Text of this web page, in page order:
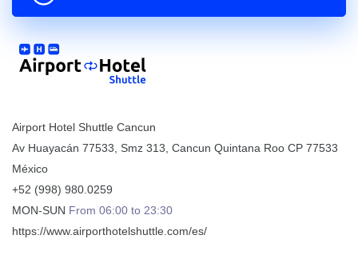
Airport Hotel Shuttle Cancun
Av Huayacán 77533, Smz 313 Cancun Quintana Roo CP 77533
México
+52 (998) 980.0259
MON-SUN From 06:00 to 23:30
https://www.airporthotelshuttle.com/es/